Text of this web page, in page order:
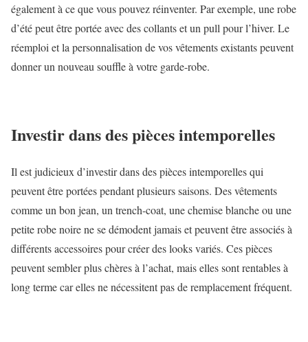
également à ce que vous pouvez réinventer. Par exemple, une robe
d’été peut être portée avec des collants et un pull pour l’hiver. Le
réemploi et la personnalisation de vos vêtements existants peuvent
donner un nouveau souffle à votre garde-robe.
Investir dans des pièces intemporelles
Il est judicieux d’investir dans des pièces intemporelles qui
peuvent être portées pendant plusieurs saisons. Des vêtements
comme un bon jean, un trench-coat, une chemise blanche ou une
petite robe noire ne se démodent jamais et peuvent être associés à
différents accessoires pour créer des looks variés. Ces pièces
peuvent sembler plus chères à l’achat, mais elles sont rentables à
long terme car elles ne nécessitent pas de remplacement fréquent.